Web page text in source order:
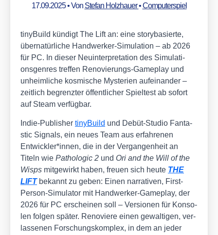
17.09.2025• Von Stefan Holzhauer•Computerspiel
tinyBuild kün­digt The Lift an: eine sto­ry­ba­sier­te,
über­na­tür­li­che Hand­wer­ker-Simu­la­ti­on – ab 2026
für PC. In die­ser Neu­in­ter­pre­ta­ti­on des Simu­la­ti­
ons­gen­res tref­fen Reno­vie­rungs-Game­play und
unheim­li­che kos­mi­sche Mys­te­ri­en auf­ein­an­der –
zeit­lich begrenz­ter öffent­li­cher Spiel­test ab sofort
auf Steam ver­füg­bar.
Indie-PublishertinyBuild und Debüt-Stu­dio Fan­ta­
stic Signals, ein neu­es Team aus erfah­re­nen
Entwickler*innen, die in der Ver­gan­gen­heit an
Titeln wiePatho­lo­gic 2 und Ori and the Will of the
Wisps mit­ge­wirkt haben, freu­en sich heu­te THE
LIFTbekannt zu geben: Einen nar­ra­ti­ven, First-
Per­son-Simu­la­tor mit Hand­wer­ker-Game­play, der
2026 für PC erschei­nen soll – Ver­sio­nen für Kon­so­
len fol­gen spä­ter. Reno­vie­re einen gewal­ti­gen, ver­
las­se­nen For­schungs­kom­plex, in dem an jeder